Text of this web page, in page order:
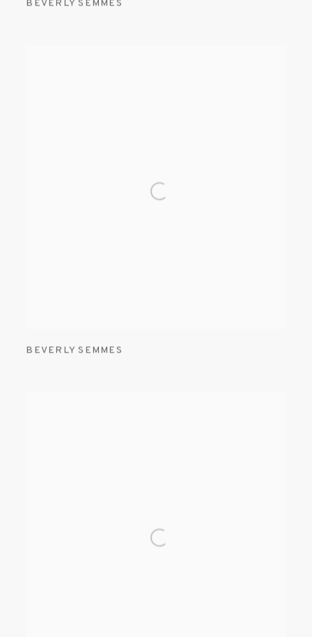
BEVERLY SEMMES
BEVERLY SEMMES